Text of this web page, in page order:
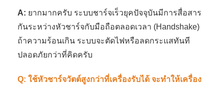
A: ยากมากครับ ระบบชาร์จเร็วยุคปัจจุบันมีการสื่อสาร
กันระหว่างหัวชาร์จกับมือถือตลอดเวลา (Handshake)
ถ้าความร้อนเกิน ระบบจะตัดไฟหรือลดกระแสทันที
ปลอดภัยกว่าที่คิดครับ
Q: ใช้หัวชาร์จวัตต์สูงกว่าที่เครื่องรับได้ จะทำให้เครื่อง